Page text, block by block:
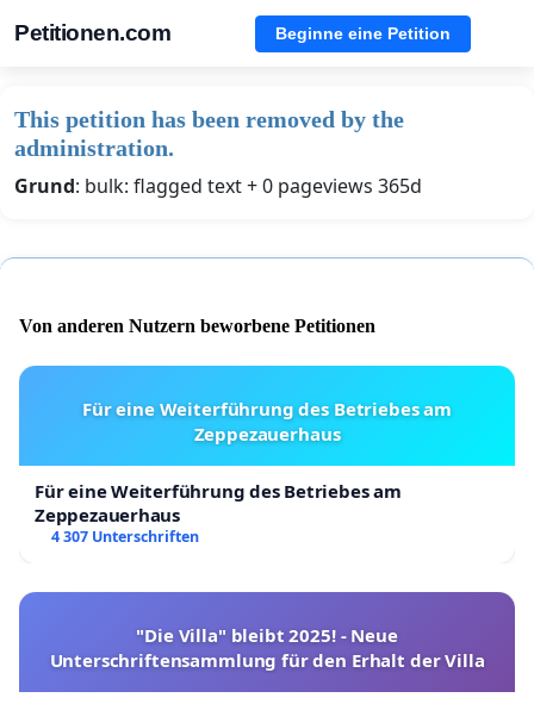
Petitionen.com Beginne eine Petition
This petition has been removed by the
administration.
Grund: bulk: flagged text + 0 pageviews 365d
Von anderen Nutzern beworbene Petitionen
Für eine Weiterführung des Betriebes am
Zeppezauerhaus
Für eine Weiterführung des Betriebes am
Zeppezauerhaus
4 307 Unterschriften
"Die Villa" bleibt 2025! - Neue
Unterschriftensammlung für den Erhalt der Villa